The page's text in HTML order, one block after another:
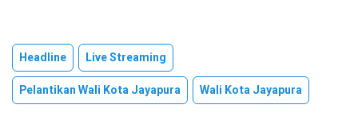
Headline
Live Streaming
Pelantikan Wali Kota Jayapura
Wali Kota Jayapura